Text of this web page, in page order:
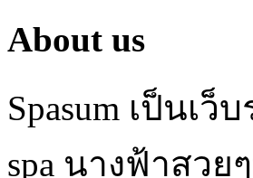
About us
Spasum เป็นเว็
spa นางฟ้าสว